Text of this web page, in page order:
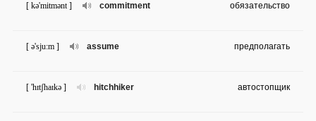
commitment
[ kə'mitmənt ] обязательство
assume
[ ə'sju:m ] предполагать
hitchhiker
[ 'hɪtʃhaɪkə ] автостопщик